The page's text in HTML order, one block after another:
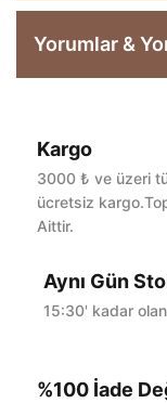
Yorumlar &
Kargo
3000 ₺ ve üzeri
ücretsiz
Aittir.
Aynı Gün
15:30' kadar
%100 İade